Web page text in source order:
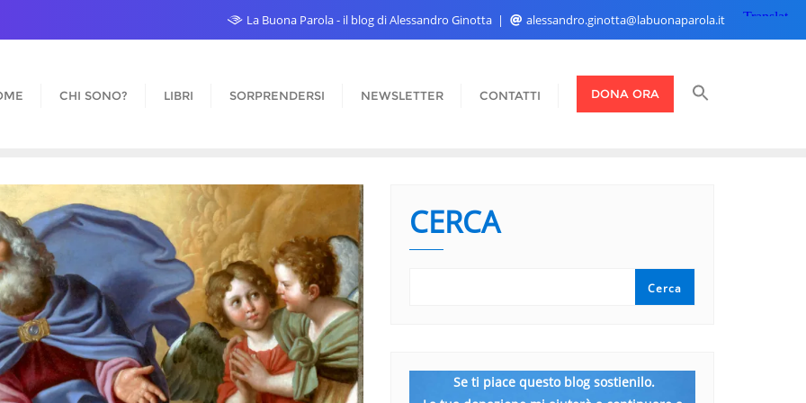
La Buona Parola - il blog di Alessandro Ginotta alessandro.ginotta@labuonaparola.it
CHI SONO? LIBRI SORPRENDERSI NEWSLETTER CONTATTI DONA ORA
CERCA
Cerca
Se ti piace questo blog sostienilo.